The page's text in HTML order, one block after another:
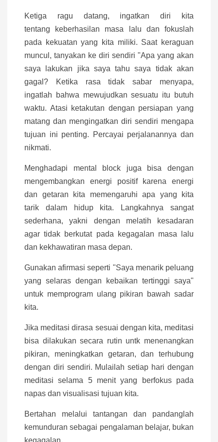
Ketiga ragu datang, ingatkan diri kita
tentang keberhasilan masa lalu dan fokuslah
pada kekuatan yang kita miliki. Saat keraguan
muncul, tanyakan ke diri sendiri "Apa yang akan
saya lakukan jika saya tahu saya tidak akan
gagal? Ketika rasa tidak sabar menyapa,
ingatlah bahwa mewujudkan sesuatu itu butuh
waktu. Atasi ketakutan dengan persiapan yang
matang dan mengingatkan diri sendiri mengapa
tujuan ini penting. Percayai perjalanannya dan
nikmati.
Menghadapi mental block juga bisa dengan
mengembangkan energi positif karena energi
dan getaran kita memengaruhi apa yang kita
tarik dalam hidup kita. Langkahnya sangat
sederhana, yakni dengan melatih kesadaran
agar tidak berkutat pada kegagalan masa lalu
dan kekhawatiran masa depan.
Gunakan afirmasi seperti "Saya menarik peluang
yang selaras dengan kebaikan tertinggi saya"
untuk memprogram ulang pikiran bawah sadar
kita.
Jika meditasi dirasa sesuai dengan kita, meditasi
bisa dilakukan secara rutin untk menenangkan
pikiran, meningkatkan getaran, dan terhubung
dengan diri sendiri. Mulailah setiap hari dengan
meditasi selama 5 menit yang berfokus pada
napas dan visualisasi tujuan kita.
Bertahan melalui tantangan dan pandanglah
kemunduran sebagai pengalaman belajar, bukan
kegagalan.